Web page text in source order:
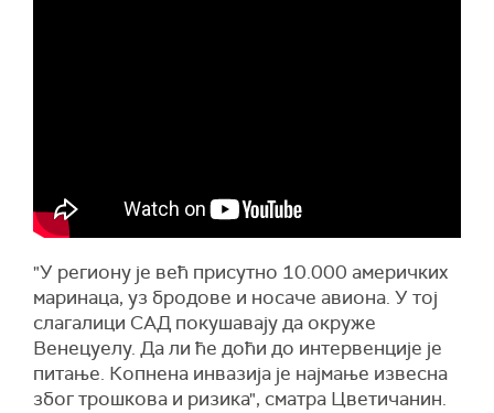
"У региону је већ присутно 10.000 америчких
маринаца, уз бродове и носаче авиона. У тој
слагалици САД покушавају да окружe
Венецуелу. Да ли ће доћи до интервенције је
питање. Копнена инвазија је најмање извесна
због трошкова и ризика", сматра Цветичанин.